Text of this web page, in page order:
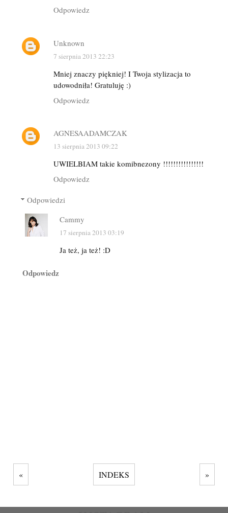
Odpowiedz
Unknown
7 sierpnia 2013 22:23
Mniej znaczy piękniej! I Twoja stylizacja to
udowodniła! Gratuluję :)
Odpowiedz
AGNESAADAMCZAK
13 sierpnia 2013 09:22
UWIELBIAM takie komibnezony !!!!!!!!!!!!!!!!
Odpowiedz
Odpowiedzi
Cammy
17 sierpnia 2013 03:19
Ja też, ja też! :D
Odpowiedz
« INDEKS »